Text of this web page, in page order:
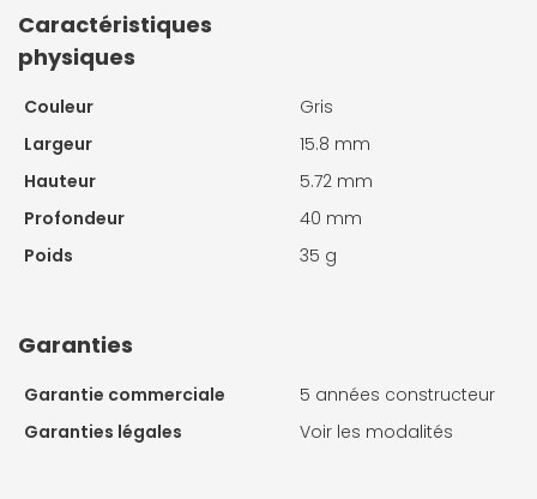
Caractéristiques
physiques
Couleur
Gris
Largeur
15.8 mm
Hauteur
5.72 mm
Profondeur
40 mm
Poids
35 g
Garanties
Garantie commerciale
5 années constructeur
Garanties légales
Voir les modalités